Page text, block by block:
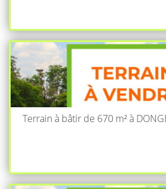
Terrain à bâtir de 670 m² à